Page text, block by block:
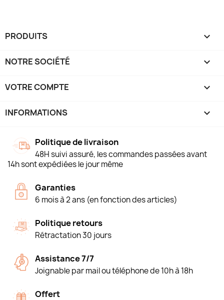
PRODUITS 
NOTRE SOCIÉTÉ 
VOTRE COMPTE 
INFORMATIONS keyboard_arrow_down
Politique de livraison
48H suivi assuré, les commandes passées avant
14h sont expédiées le jour même
Garanties
6 mois à 2 ans (en fonction des articles)
Politique retours
Rétractation 30 jours
Assistance 7/7
Joignable par mail ou téléphone de 10h à 18h
Offert